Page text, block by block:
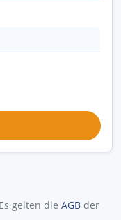
gelten die AGB der